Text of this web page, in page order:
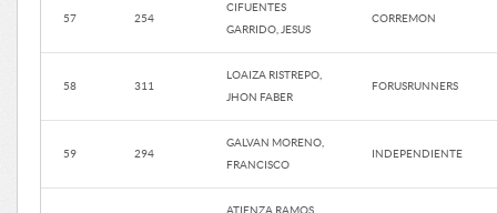
57 254
CIFUENTES
GARRIDO, JESUS
CORREMON
58 311
LOAIZA RISTREPO,
JHON FABER
FORUSRUNNERS
59 294
GALVAN MORENO,
FRANCISCO
INDEPENDIENTE
ATIENZA RAMOS,